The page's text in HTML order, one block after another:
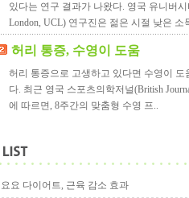
있다는 연구 결과가 나왔다. 영국 유니버
London, UCL) 연구진은 젊은 시절 낮은 소
허리 통증, 수영이 도움
허리 통증으로 고생하고 있다면 수영이
다. 최근 영국 스포츠의학저널(British
에 따르면, 8주간의 맞춤형 수영 프..
요요 다이어트, 근육 감소 효과